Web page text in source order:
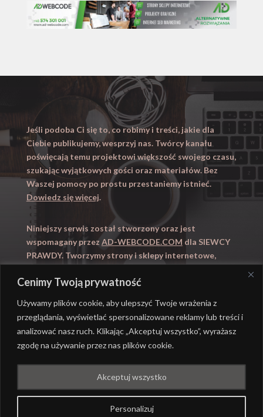
Cenimy Twoją prywatność
Używamy plików cookie, aby ulepszyć Twoje wrażenia z
przeglądania, wyświetlać spersonalizowane reklamy lub treści i
analizować nasz ruch. Klikając „Akceptuj wszystko”, wyrażasz
zgodę na używanie przez nas plików cookie.
Personalizuj
Akceptuj wszystko
Jeśli podoba Ci się to, co robimy i treści, jakie dla
Ciebie publikujemy, wesprzyj nas. Twórcy kanału
poświęcają temu projektowi większość swojego czasu,
szukając wyjątkowych gości oraz materiałów. Bez
Waszej pomocy po prostu przestaniemy istnieć.
Dowiedz się więcej.
Niniejszy serwis został stworzony oraz jest
wspomagany przez AD-WEBCODE.COM dla SIEWCY
PRAWDY. Tworzymy strony i sklepy internetowe,
Zapraszamy takze naWYUCZENI.PL
AD-WEBCODE.COM
PRAWDY |POLITYKA PRYWATNOŚCI